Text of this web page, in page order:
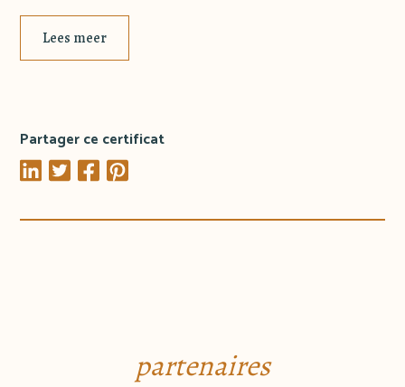
Lees meer
Partager ce certificat
partenaires